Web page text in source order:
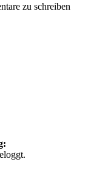
zu schreiben